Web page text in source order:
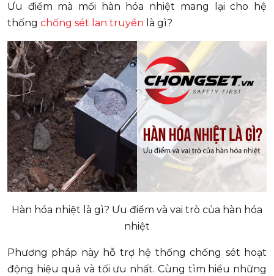
Ưu điểm mà mối hàn hóa nhiệt mang lại cho hệ
thống chống sét lan truyền là gì?
Hàn hóa nhiệt là gì? Ưu điểm và vai trò của hàn hóa
nhiệt
Phương pháp này hỗ trợ hệ thống chống sét hoạt
động hiệu quả và tối ưu nhất. Cùng tìm hiểu những